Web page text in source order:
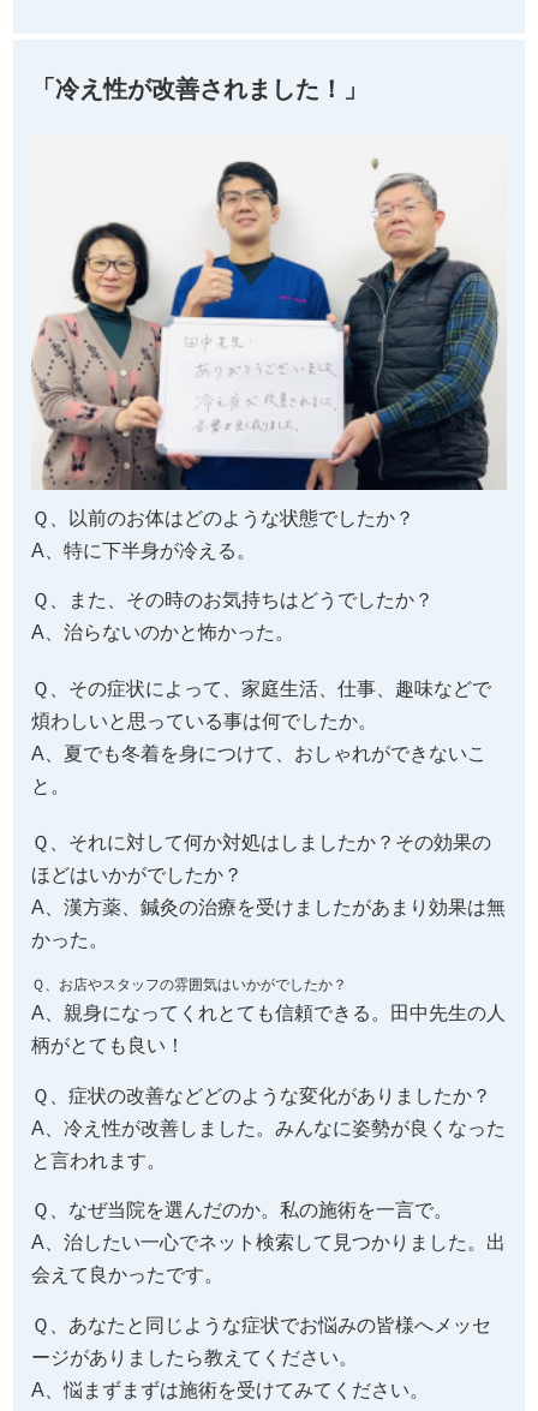
「冷え性が改善されました！」
Ｑ、以前のお体はどのような状態でしたか？
A、特に下半身が冷える。
Ｑ、また、その時のお気持ちはどうでしたか？
A、治らないのかと怖かった。
Ｑ、その症状によって、家庭生活、仕事、趣味などで
煩わしいと思っている事は何でしたか。
A、夏でも冬着を身につけて、おしゃれができないこ
と。
Ｑ、それに対して何か対処はしましたか？その効果の
ほどはいかがでしたか？
A、漢方薬、鍼灸の治療を受けましたがあまり効果は無
かった。
Ｑ、お店やスタッフの雰囲気はいかがでしたか？
A、親身になってくれとても信頼できる。田中先生の人
柄がとても良い！
Ｑ、症状の改善などどのような変化がありましたか？
A、冷え性が改善しました。みんなに姿勢が良くなった
と言われます。
Ｑ、なぜ当院を選んだのか。私の施術を一言で。
A、治したい一心でネット検索して見つかりました。出
会えて良かったです。
Ｑ、あなたと同じような症状でお悩みの皆様へメッセ
ージがありましたら教えてください。
A、悩まずまずは施術を受けてみてください。